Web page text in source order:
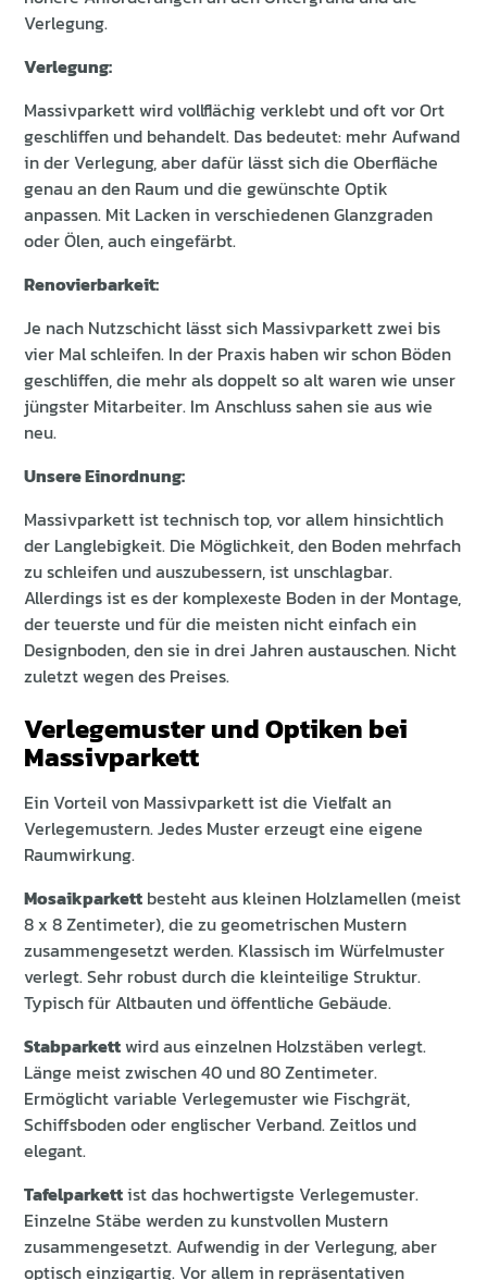
Verlegung.
Verlegung:
Massivparkett wird vollflächig verklebt und oft vor Ort
geschliffen und behandelt. Das bedeutet: mehr Aufwand
in der Verlegung, aber dafür lässt sich die Oberfläche
genau an den Raum und die gewünschte Optik
anpassen. Mit Lacken in verschiedenen Glanzgraden
oder Ölen, auch eingefärbt.
Renovierbarkeit:
Je nach Nutzschicht lässt sich Massivparkett zwei bis
vier Mal schleifen. In der Praxis haben wir schon Böden
geschliffen, die mehr als doppelt so alt waren wie unser
jüngster Mitarbeiter. Im Anschluss sahen sie aus wie
neu.
Unsere Einordnung:
Massivparkett ist technisch top, vor allem hinsichtlich
der Langlebigkeit. Die Möglichkeit, den Boden mehrfach
zu schleifen und auszubessern, ist unschlagbar.
Allerdings ist es der komplexeste Boden in der Montage,
der teuerste und für die meisten nicht einfach ein
Designboden, den sie in drei Jahren austauschen. Nicht
zuletzt wegen des Preises.
Verlegemuster und Optiken bei
Massivparkett
Ein Vorteil von Massivparkett ist die Vielfalt an
Verlegemustern. Jedes Muster erzeugt eine eigene
Raumwirkung.
Mosaikparkett besteht aus kleinen Holzlamellen (meist
8 x 8 Zentimeter), die zu geometrischen Mustern
zusammengesetzt werden. Klassisch im Würfelmuster
verlegt. Sehr robust durch die kleinteilige Struktur.
Typisch für Altbauten und öffentliche Gebäude.
Stabparkettwird aus einzelnen Holzstäben verlegt.
Länge meist zwischen 40 und 80 Zentimeter.
Ermöglicht variable Verlegemuster wie Fischgrät,
Schiffsboden oder englischer Verband. Zeitlos und
elegant.
Tafelparkettist das hochwertigste Verlegemuster.
Einzelne Stäbe werden zu kunstvollen Mustern
zusammengesetzt. Aufwendig in der Verlegung, aber
optisch einzigartig. Vor allem in repräsentativen